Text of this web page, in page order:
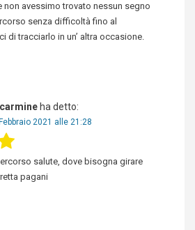
non avessimo trovato nessun segno
senza difficoltà fino al
di tracciarlo in un’ altra occasione.
carmine ha detto:
2021 alle 21:28
salute, dove bisogna girare
pagani